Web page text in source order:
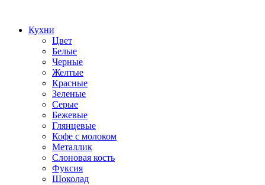
Кухни
Цвет
Белые
Черные
Желтые
Красные
Зеленые
Серые
Бежевые
Глянцевые
Кофе с молоком
Металлик
Слоновая кость
Фуксия
Шоколад